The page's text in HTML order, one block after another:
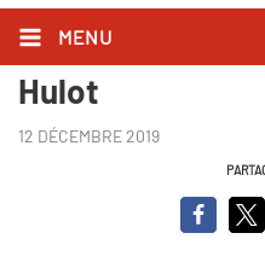
MENU
Sur son
Hulot
12 DÉCEMBRE 2019